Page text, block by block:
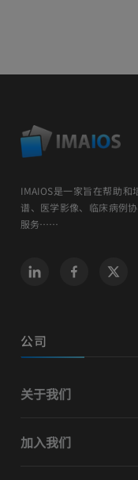
IMAIOS是一家旨在帮助
谱、医学影像、临床病例
服务……
公司
关于我们
加入我们